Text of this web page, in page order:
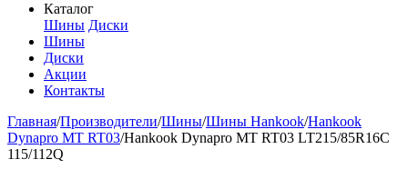
Каталог
Шины Диски
Шины
Диски
Акции
Контакты
Главная/Производители/Шины/Шины Hankook/Hankook
Dynapro MT RT03/Hankook Dynapro MT RT03 LT215/85R16C
115/112Q